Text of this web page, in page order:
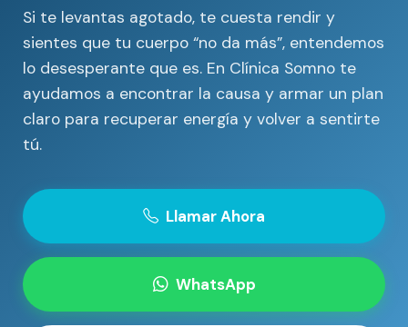
Si te levantas agotado, te cuesta rendir y
sientes que tu cuerpo “no da más”, entendemos
lo desesperante que es. En Clínica Somno te
ayudamos a encontrar la causa y armar un plan
claro para recuperar energía y volver a sentirte
tú.
Llamar Ahora
WhatsApp